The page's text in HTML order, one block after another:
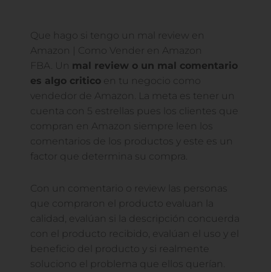
Que hago si tengo un mal review en
Amazon | Como Vender en Amazon
FBA. Un mal review o un mal comentario
es algo critico en tu negocio como
vendedor de Amazon. La meta es tener un
cuenta con 5 estrellas pues los clientes que
compran en Amazon siempre leen los
comentarios de los productos y este es un
factor que determina su compra.
Con un comentario o review las personas
que compraron el producto evaluan la
calidad, evalúan si la descripción concuerda
con el producto recibido, evalúan el uso y el
beneficio del producto y si realmente
soluciono el problema que ellos querían.